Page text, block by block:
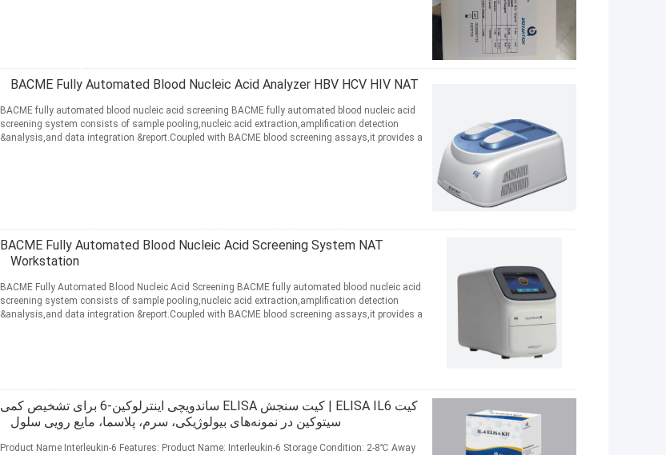
BACME Fully Automated Blood Nucleic Acid Analyzer HBV HCV HIV NAT
BACME fully automated blood nucleic acid screening BACME fully automated blood nucleic acid
screening system consists of sample pooling,nucleic acid extraction,amplification detection
&analysis,and data integration &report.Coupled with BACME blood screening assays,it provides a
BACME Fully Automated Blood Nucleic Acid Screening System NAT
Workstation
BACME Fully Automated Blood Nucleic Acid Screening BACME fully automated blood nucleic acid
screening system consists of sample pooling,nucleic acid extraction,amplification detection
&analysis,and data integration &report.Coupled with BACME blood screening assays,it provides a
کیت ELISA IL6 | کیت سنجش ELISA ساندویچی اینترلوکین-6 برای تشخیص کمی
سیتوکین در نمونه‌های بیولوژیکی، سرم، پلاسما، مایع رویی سلول
Product Name Interleukin-6 Features: Product Name: Interleukin-6 Storage Condition: 2-8℃ Away